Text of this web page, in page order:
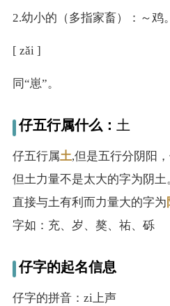
2.幼小的（多指家畜）：～鸡
[ zǎi ]
同“崽”。
仔五行属什么： 土
仔五行属土,但是五行分阴阳
但土力量不是太大的字为阴土
直接与土有利而力量大的字为
字如：充、岁、獒、祐、砾
仔字的起名信息
仔字的拼音：zi上声